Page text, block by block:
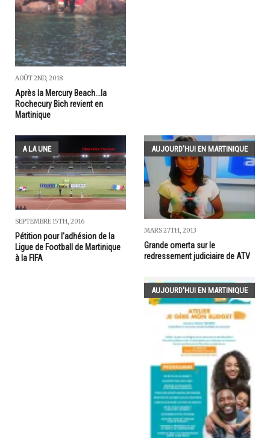
AOÛT 2ND, 2018
Après la Mercury Beach...la
Rochecury Bich revient en
Martinique
A LA UNE
SEPTEMBRE 15TH, 2016
Pétition pour l'adhésion de la
Ligue de Football de Martinique
à la FIFA
AUJOURD'HUI EN MARTINIQUE
MARS 27TH, 2013
Grande omerta sur le
redressement judiciaire de ATV
AUJOURD'HUI EN MARTINIQUE